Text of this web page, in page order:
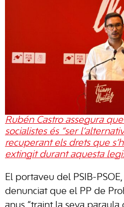
Rubén Castro assegura
socialistes és “ser
recuperant els drets que
extingit durant aquesta
El portaveu del PSIB-
denunciat que el PP de